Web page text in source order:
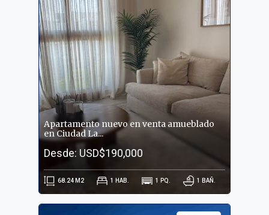
Apartamento nuevo en venta amueblado
en Ciudad La...
Desde: USD$190,000
68.24 M2 1 HAB. 1 PQ. 1 BAÑ.